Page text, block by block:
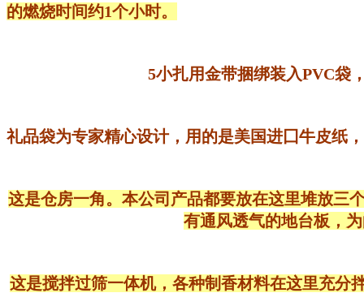
的燃烧时间约1个小时。
5小扎用金带捆绑装入PVC袋
礼品袋为专家精心设计，用的是美国进囗牛皮纸
这是仓房一角。本公司产品都要放在这里堆放
有通风透气的地台板，
这是搅拌过筛一体机，各种制香材料在这里充分